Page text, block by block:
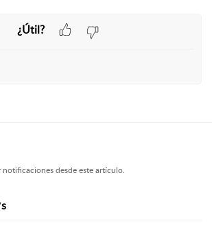
¿Útil?
desde este artículo.